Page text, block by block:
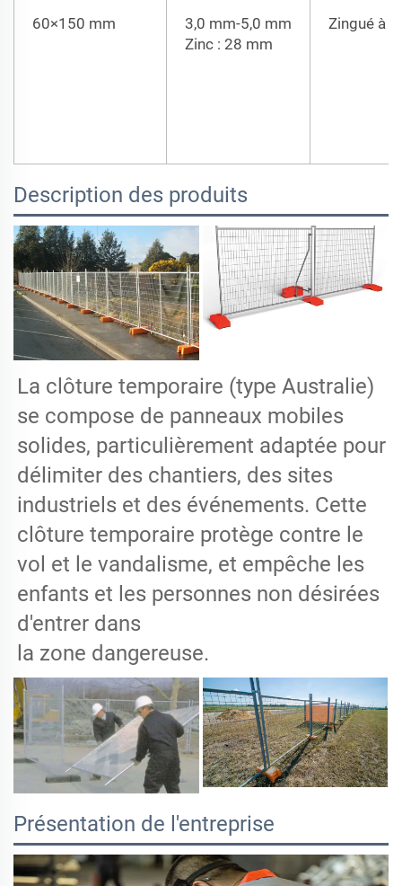
60×150 mm
3,0 mm-5,0 mm
Zinc : 28 mm
Zingué à
Description des produits
La clôture temporaire (type Australie)
se compose de panneaux mobiles
solides, particulièrement adaptée pour
délimiter des chantiers, des sites
industriels et des événements. Cette
clôture temporaire protège contre le
vol et le vandalisme, et empêche les
enfants et les personnes non désirées
d'entrer dans
la zone dangereuse.
Présentation de l'entreprise